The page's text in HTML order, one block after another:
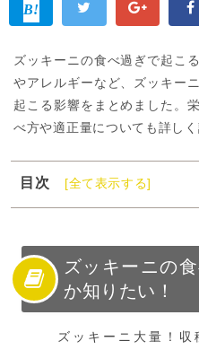
ズッキーニの食べ過ぎで起こ
やアレルギーなど、ズッキー
起こる影響をまとめました。
べ方や適正量についても詳しく
目次
[全て表示する]
1
ズッキーニの食べ過ぎは
3
ズッキーニのカロリーと
4
ズッキーニの栄養と効能
5
ズッキーニの食べ過ぎに
ズッキーニの
か知りたい！
ズッキーニ大量！収